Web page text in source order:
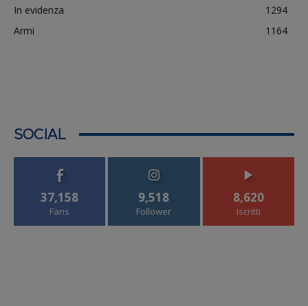
In evidenza
1294
Armi
1164
SOCIAL
37,158
Fans
9,518
Follower
8,620
Iscritti